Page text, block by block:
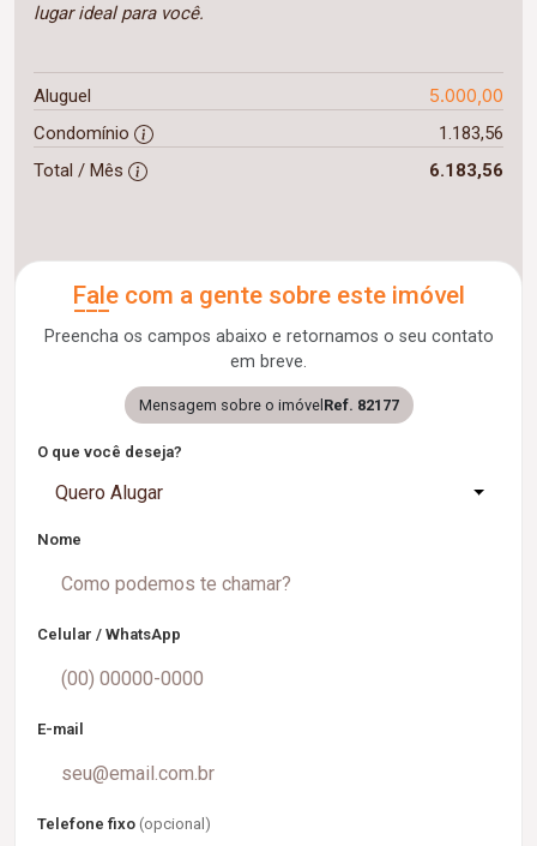
lugar ideal para você.
Aluguel 5.000,00
Condomínio
1.183,56
Total / Mês
6.183,56
Fale com a gente sobre este imóvel
Preencha os campos abaixo e retornamos o seu contato
em breve.
Mensagem sobre o imóvel Ref. 82177
O que você deseja?
Quero Alugar
Nome
Celular / WhatsApp
E-mail
Telefone fixo (opcional)